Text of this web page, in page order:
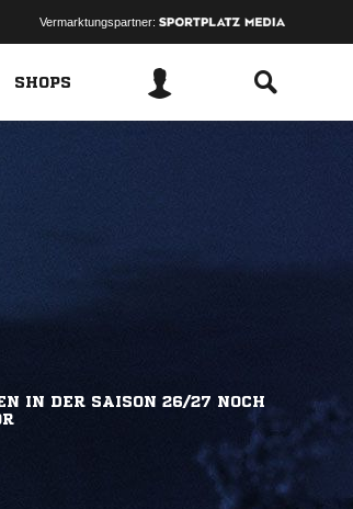
Vermarktungspartner:
SHOPS
IN DER SAISON 26/27 NOCH